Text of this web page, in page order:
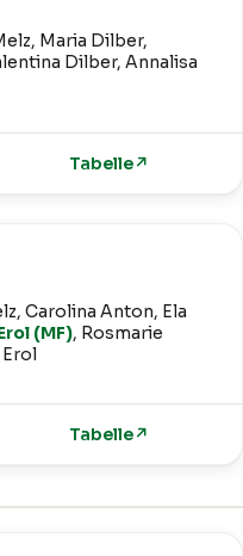
Maria Dilber,
Dilber, Annalisa
Tabelle↗
Carolina Anton, Ela
(MF), Rosmarie
Tabelle↗